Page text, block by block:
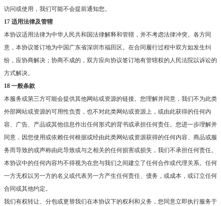
访问或使用，我们可能不会提前通知您。
17 适用法律及管辖
本协议适用法律为中华人民共和国法律解释和管辖，并不考虑法律冲突。各方同
意，本协议签订地为中国广东省深圳市福田区。在合同履行过程中双方如发生纠
纷，应协商解决；协商不成的，双方应向协议签订地有管辖权的人民法院以诉讼的
方式解决。
18 一般条款
本服务或第三方可能会提供其他网站或资源的链接。您理解并同意，我们不为此类
外部网站或资源的可用性负责，也不对此类网站或资源上，或由此获得的任何内
容、广告、产品或其他信息作出任何形式的背书或承担任何责任。您进一步理解并
同意，因您使用或依赖任何根据或经由此类网站或资源获得的任何内容、商品或服
务而导致的或声称由此导致或与之相关的任何损害或损失，我们不承担任何责任。
本协议中的任何内容均不得视为在您与我们之间建立了任何合作或代理关系。任何
一方无权以另一方的名义或代表另一方产生任何责任、债务，或成本，或订立任何
合同或其他约定。
我们有权转让、分包或更替我们在本协议下的权利和义务，您同意立即执行服务于